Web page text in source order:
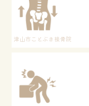
津山市ことぶき接骨院